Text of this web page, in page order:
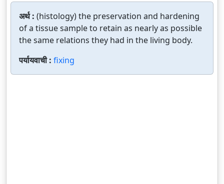
अर्थ : (histology) the preservation and hardening
of a tissue sample to retain as nearly as possible
the same relations they had in the living body.
पर्यायवाची : fixing